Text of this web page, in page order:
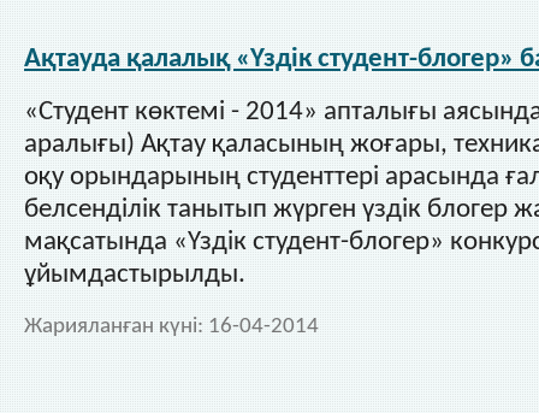
Ақтауда қалалық «Үздік студент-блогер»
«Студент көктемі - 2014» апталығы
аралығы) Ақтау қаласының жоғары,
оқу орындарының студенттері арасында
белсенділік танытып жүрген үздік блогер
мақсатында «Үздік студент-блогер»
ұйымдастырылды.
Жарияланған күні: 16-04-2014